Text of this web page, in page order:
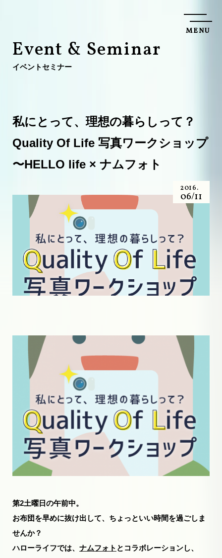
MENU
Event & Seminar
イベン ト セ ミ ナー
私にとって、理想の暮らしって？
Quality Of Life 写真ワークショップ
〜HELLO life × ナムフォト
2016.
06/11
第2土曜日の午前中。
お布団を早めに抜け出して、ちょっといい時間を過ごしま
せんか？
ハローライフでは、 ナムフォト とコラボレーションし、